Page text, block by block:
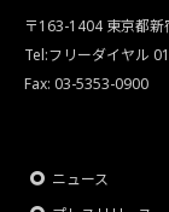
〒163-1404 東京都
Tel:フリーダイヤル
Fax: 03-5353-0900
ニュース